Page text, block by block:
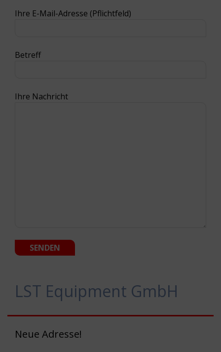
Ihre E-Mail-Adresse (Pflichtfeld)
Betreff
Ihre Nachricht
LST Equipment GmbH
Neue Adresse!